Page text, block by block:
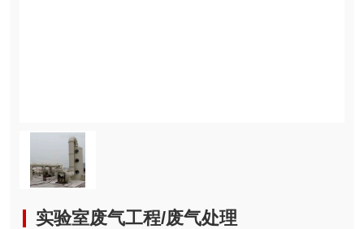
实验室废气工程/废气处理